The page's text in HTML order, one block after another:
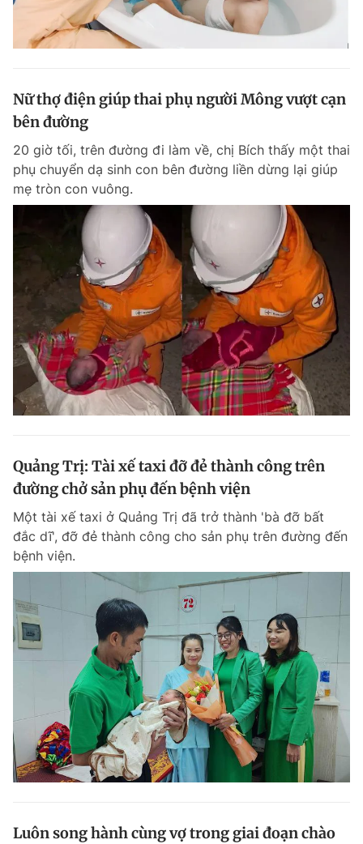
0906 645 777 0908 780 404
Đặt báo Quảng cáo RSS Tòa soạn Chính sách bảo
Phó tổng biên tập thường trực: Hải Thành
Phó tổng biên tập: Lâm Hiếu Dũng
Phó tổng biên tập: Trần Việt Hưng
Tổng thư ký tòa soạn: Đức Trung
Giấy phép xuất bản số 110/GP - BTTTT cấp ngày 24.3.2020
© 2003-2026 Bản quyền thuộc về Báo Thanh Niên. Cấm sao chép
dưới mọi hình thức nếu không có sự chấp thuận bằng văn bản.
Phát triển bởi ePi Technologies, JSC.
Nữ thợ điện giúp thai phụ người Mông vượt cạn
bên đường
20 giờ tối, trên đường đi làm về, chị Bích thấy một thai
phụ chuyển dạ sinh con bên đường liền dừng lại giúp
mẹ tròn con vuông.
Quảng Trị: Tài xế taxi đỡ đẻ thành công trên
đường chở sản phụ đến bệnh viện
Một tài xế taxi ở Quảng Trị đã trở thành 'bà đỡ bất
đắc dĩ', đỡ đẻ thành công cho sản phụ trên đường đến
bệnh viện.
Luôn song hành cùng vợ trong giai đoạn chào